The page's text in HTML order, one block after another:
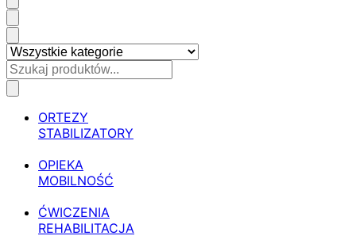
ORTEZY
STABILIZATORY
OPIEKA
MOBILNOŚĆ
ĆWICZENIA
REHABILITACJA